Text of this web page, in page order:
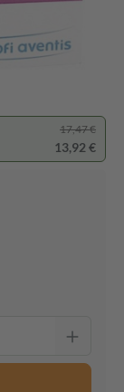
17,47 €
13,92 €